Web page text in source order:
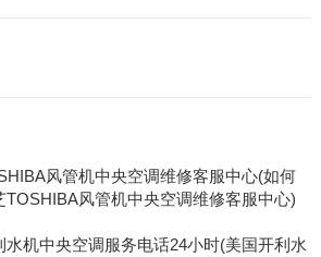
风管机中央空调维修客服中心(如何
TOSHIBA风管机中央空调维修客服中心)
水机中央空调服务电话24小时(美国开利水